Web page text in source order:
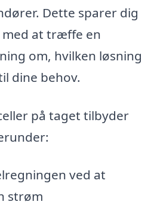
Dette sparer dig
at træffe en
om, hvilken løsning
dine behov.
på taget tilbyder
ved at
strøm